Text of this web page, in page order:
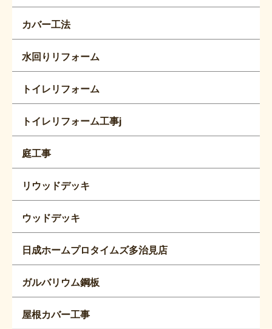
カバー工法
水回りリフォーム
トイレリフォーム
トイレリフォーム工事j
庭工事
リウッドデッキ
ウッドデッキ
日成ホームプロタイムズ多治見店
ガルバリウム鋼板
屋根カバー工事